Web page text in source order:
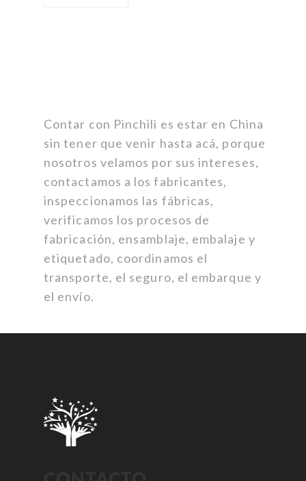
Contar con Pinchili es estar en China
sin tener que venir hasta acá, porque
nosotros velamos por sus intereses,
contactamos a los fabricantes,
inspeccionamos las fábricas,
verificamos los procesos de
fabricación, ensamblaje, embalaje y
etiquetado, coordinamos el
transporte, el seguro, el embarque y
el envío.